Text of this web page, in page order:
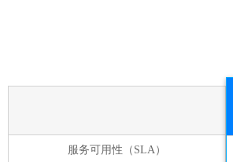
服务可用性（SLA）